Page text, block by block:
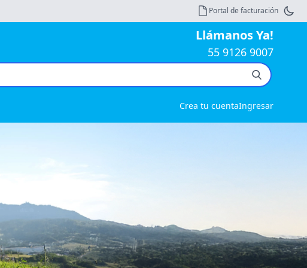
Portal de facturación
Llámanos Ya!
55 9126 9007
Crea tu cuentaIngresar